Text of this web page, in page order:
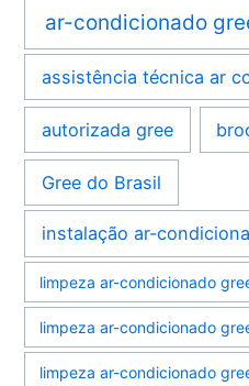
ar-condicionado
assistência técnica ar
autorizada gree
Gree do Brasil
instalação ar-
limpeza ar-condicionado
limpeza ar-condicionado
limpeza ar-condicionado